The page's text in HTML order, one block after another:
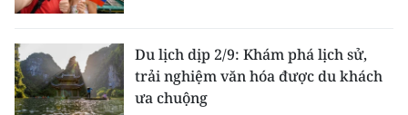
Du lịch dịp 2/9: Khám phá lịch sử,
trải nghiệm văn hóa được du khách
ưa chuộng